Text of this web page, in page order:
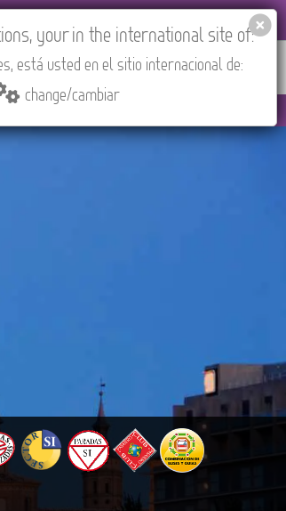
Find your Tour
your in the international site of:
está usted en el sitio internacional de:
change/cambiar